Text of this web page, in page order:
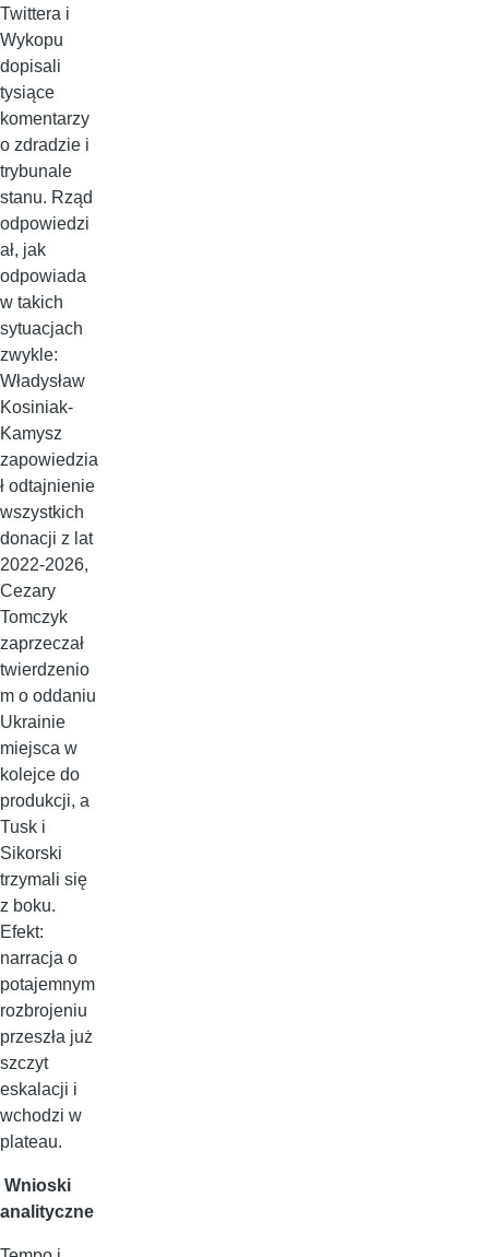
Twittera i
Wykopu
dopisali
tysiące
komentarzy
o zdradzie i
trybunale
stanu. Rząd
odpowiedzi
ał, jak
odpowiada
w takich
sytuacjach
zwykle:
Władysław
Kosiniak-
Kamysz
zapowiedzia
ł odtajnienie
wszystkich
donacji z lat
2022-2026,
Cezary
Tomczyk
zaprzeczał
twierdzenio
m o oddaniu
Ukrainie
miejsca w
kolejce do
produkcji, a
Tusk i
Sikorski
trzymali się
z boku.
Efekt:
narracja o
potajemnym
rozbrojeniu
przeszła już
szczyt
eskalacji i
wchodzi w
plateau.
Wnioski
analityczne